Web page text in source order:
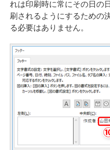
れは印刷時に常にその日の
刷されるようにするための
る必要はありません。